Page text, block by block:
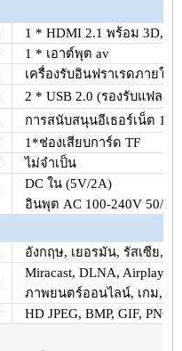
1 * HDMI 2.1 พร้อม 3D,
1 * เอาต์พุต av
เครื่องรับอินฟราเรดภายใน
2 * USB 2.0 (รองรับแฟลช
การสนับสนุนอีเธอร์เน็ต
1*ช่องเสียบการ์ด TF
ไม่จำเป็น
DC ใน (5V/2A)
อินพุต AC 100-240V 50/
อังกฤษ, เยอรมัน, รัสเซีย,
Miracast, DLNA, Airplay,
ภาพยนตร์ออนไลน์, เกม, ฯ
HD JPEG, BMP, GIF, PNG,